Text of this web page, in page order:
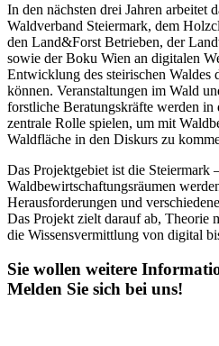
In den nächsten drei Jahren arbeitet
Waldverband Steiermark, dem
den Land&Forst Betrieben, der
sowie der Boku Wien an digitalen
Entwicklung des steirischen Waldes
können. Veranstaltungen im Wald
forstliche Beratungskräfte werden in
zentrale Rolle spielen, um mit
Waldfläche in den Diskurs zu
Das Projektgebiet ist die Steiermark
Waldbewirtschaftungsräumen
Herausforderungen und
Das Projekt zielt darauf ab, Theorie
die Wissensvermittlung von digital
Sie wollen weitere
Melden Sie sich bei uns!